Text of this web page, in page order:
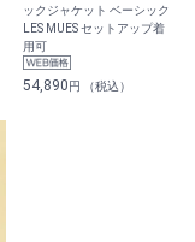
ックジャケット ベーシック
LES MUES セットアップ着
用可
54,890円 （税込）